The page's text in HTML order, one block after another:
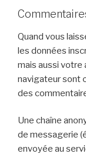
Quand vous
les données
mais aussi votre
navigateur sont
des
Une chaîne
de messagerie
envoyée au